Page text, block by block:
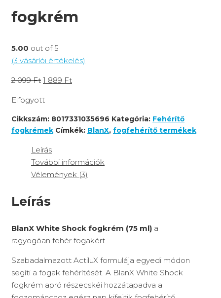
fogkrém
5.00 out of 5
(3 vásárlói értékelés)
2 099Ft 1 889 Ft
Elfogyott
Cikkszám: 8017331035696 Kategória: Fehérítő
fogkrémek Címkék: BlanX, fogfehérítő termékek
Leírás
További információk
Vélemények (3)
Leírás
BlanX White Shock fogkrém (75 ml) a
ragyogóan fehér fogakért.
Szabadalmazott ActiluX formulája egyedi módon
segíti a fogak fehérítését. A BlanX White Shock
fogkrém apró részecskéi hozzátapadva a